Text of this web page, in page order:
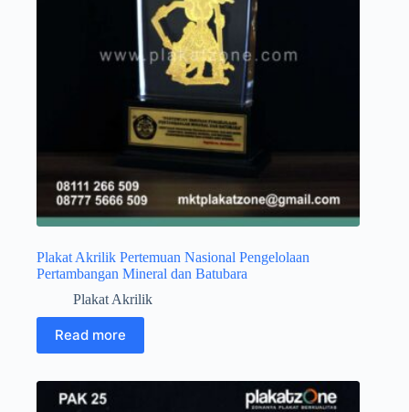
Plakat Akrilik Pertemuan Nasional Pengelolaan
Pertambangan Mineral dan Batubara
Plakat Akrilik
Read more